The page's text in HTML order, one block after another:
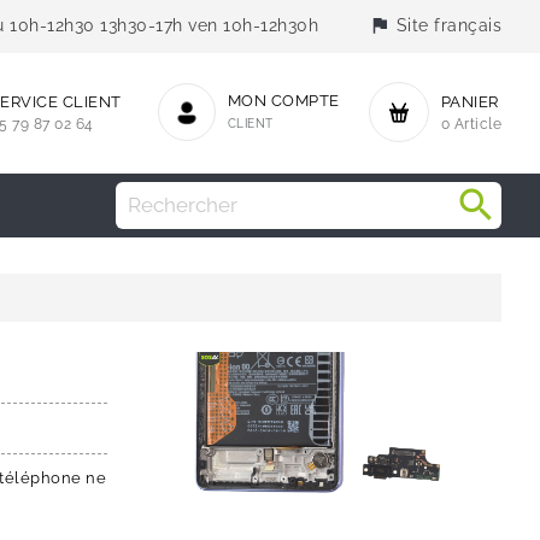
12h30 13h30-17h ven 10h-12h30h flag Site français
PANIER
0 Article
MON COMPTE
CLIENT
CLIENT
79 87 02 64
ne